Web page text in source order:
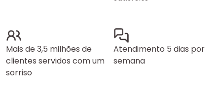
Mais de 3,5 milhões de
clientes servidos com um
sorriso
Atendimento 5 dias por
semana